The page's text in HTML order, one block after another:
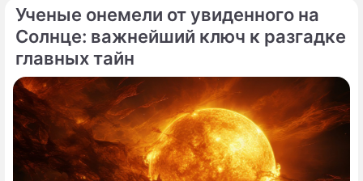
мировой медицине, который буквально
перечеркнул все наши прошлые
представления о здоровье.
Ученые онемели от увиденного на
Солнце: важнейший ключ к разгадке
главных тайн